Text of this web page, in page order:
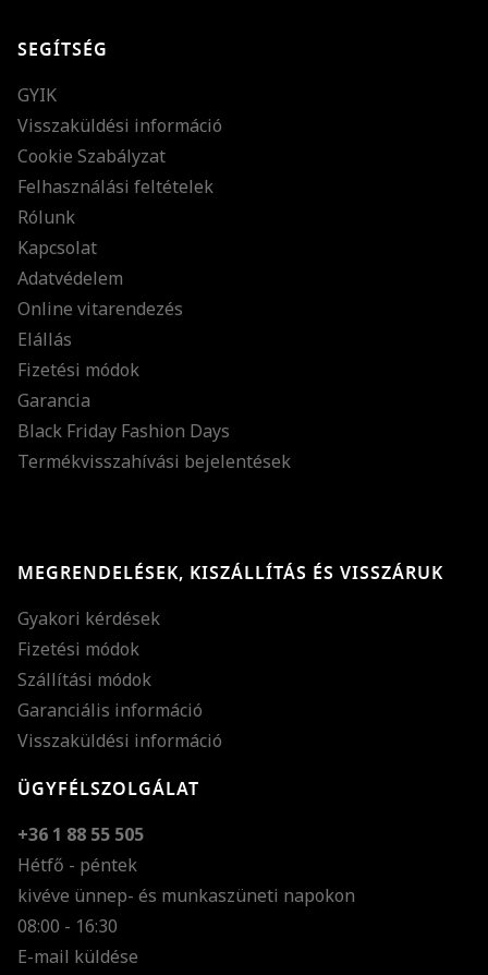
SEGÍTSÉG
GYIK
Visszaküldési információ
Cookie Szabályzat
Felhasználási feltételek
Rólunk
Kapcsolat
Adatvédelem
Online vitarendezés
Elállás
Fizetési módok
Garancia
Black Friday Fashion Days
Termékvisszahívási bejelentések
MEGRENDELÉSEK, KISZÁLLÍTÁS ÉS VISSZÁRUK
Gyakori kérdések
Fizetési módok
Szállítási módok
Garanciális információ
Visszaküldési információ
ÜGYFÉLSZOLGÁLAT
+36 1 88 55 505
Hétfő - péntek
kivéve ünnep- és munkaszüneti napokon
08:00 - 16:30
E-mail küldése